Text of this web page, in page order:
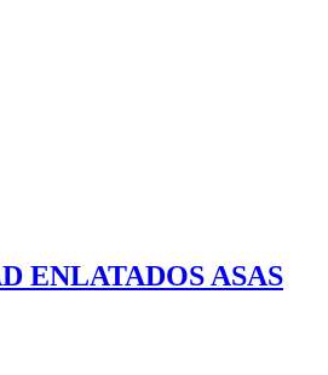
ENLATADOS ASAS